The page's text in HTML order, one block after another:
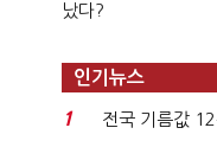
났다?
인기뉴스
1
전국 기름값